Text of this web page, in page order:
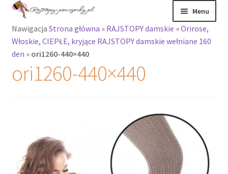
Przejdź
nawigacji
Przejdź
treści
Menu
Rajstopy
Rozwiń
menu
potomne
skarpetki
Wszystkie
Nawigacja Strona główna » RAJSTOPY damskie »Orirose,
Włoskie, CIEPŁE, kryjące RAJSTOPY damskie wełniane 160
den » ori1260-440×440
ori1260-440×440